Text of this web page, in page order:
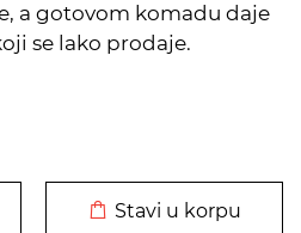
a gotovom komadu daje
se lako prodaje.
Stavi u korpu